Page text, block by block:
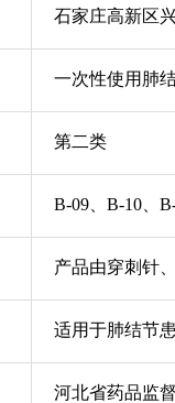
石家庄高新区
一次性使用肺
第二类
B-09、B-10、
产品由穿刺针
适用于肺结节
河北省药品监